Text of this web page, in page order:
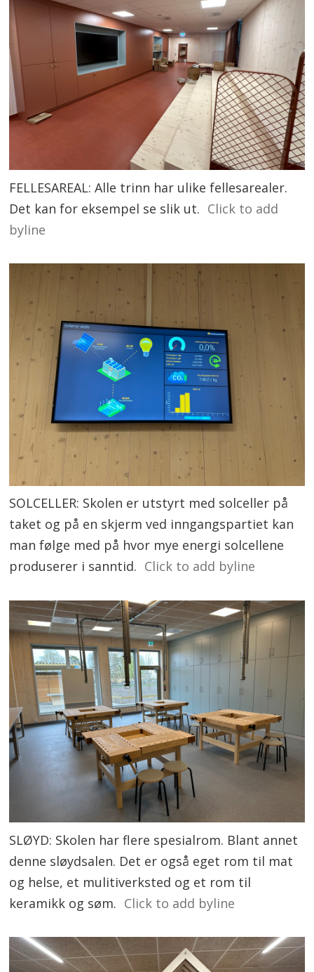
FELLESAREAL: Alle trinn har ulike fellesarealer.
Det kan for eksempel se slik ut. Click to add
byline
SOLCELLER: Skolen er utstyrt med solceller på
taket og på en skjerm ved inngangspartiet kan
man følge med på hvor mye energi solcellene
produserer i sanntid. Click to add byline
SLØYD: Skolen har flere spesialrom. Blant annet
denne sløydsalen. Det er også eget rom til mat
og helse, et mulitiverksted og et rom til
keramikk og søm. Click to add byline